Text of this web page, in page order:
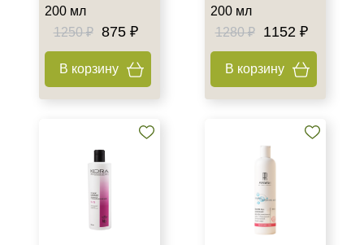
200 мл
1250 ₽
875 ₽
В корзину
200 мл
1280 ₽
1152 ₽
В корзину